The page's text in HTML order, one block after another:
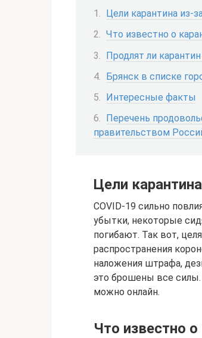
Цели карантина из-
Что известно о
Продлят ли
Брянск в списке
Интересные факты
Перечень
правительством
Цели
COVID-19 сильно
убытки, некоторые
погибают. Так вот,
распространения
наложения штрафа,
это брошены все
можно онлайн.
Что известно